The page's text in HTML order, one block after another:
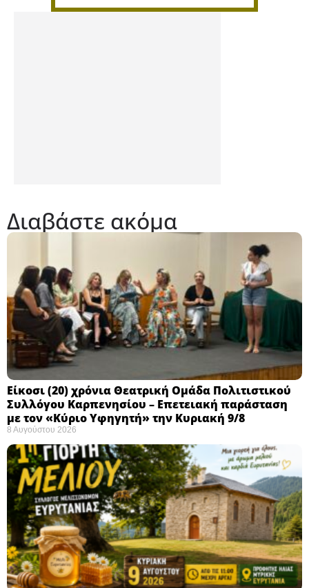
Διαβάστε ακόμα
Eίκοσι (20) χρόνια Θεατρική Ομάδα Πολιτιστικού
Συλλόγου Καρπενησίου – Επετειακή παράσταση
με τον «Κύριο Υφηγητή» την Κυριακή 9/8
8 Αυγούστου 2026